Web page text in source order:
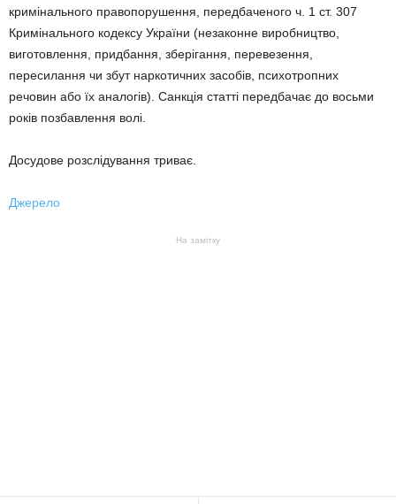
кримінального правопорушення, передбаченого ч. 1 ст. 307
Кримінального кодексу України (незаконне виробництво,
виготовлення, придбання, зберігання, перевезення,
пересилання чи збут наркотичних засобів, психотропних
речовин або їх аналогів). Санкція статті передбачає до восьми
років позбавлення волі.
Досудове розслідування триває.
Джерело
На замітку